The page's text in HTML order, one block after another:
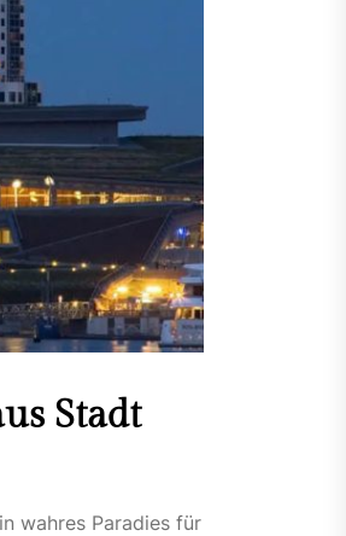
Stadt
wahres Paradies für